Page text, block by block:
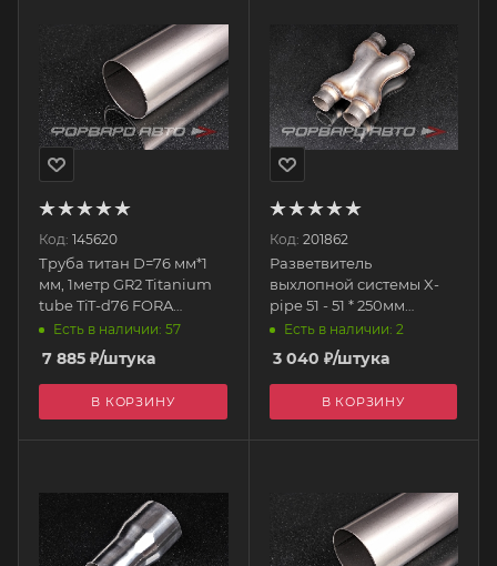
Код: 145620
Труба титан D=76 мм*1
мм, 1метр GR2 Titanium
tube TiT-d76 FORA
TITANIUM
Есть в наличии: 57
7 885 ₽/штука
В КОРЗИНУ
Код: 201862
Разветвитель
выхлопной системы X-
pipe 51 - 51 * 250мм
нержавеющая сталь
EPEXY2212X EPMAN
Есть в наличии: 2
3 040 ₽/штука
В КОРЗИНУ